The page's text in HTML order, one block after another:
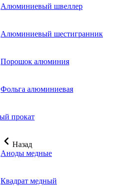
Алюминиевый швеллер
Алюминиевый шестигранник
Порошок алюминия
Фольга алюминиевая
прокат
Назад
Аноды медные
Квадрат медный